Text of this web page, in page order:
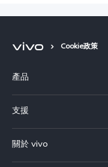
Cookie政策
產品
X300
Y21d
支援
服務中心
關於 vivo